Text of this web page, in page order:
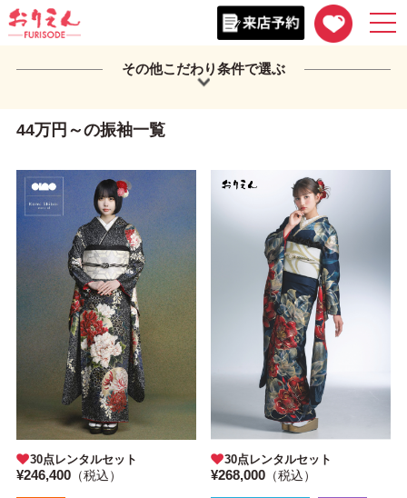
その他こだわり条件で選ぶ
44万円～の振袖一覧
30点レンタルセット
¥246,400（税込）
30点レンタルセット
¥268,000 （税込）